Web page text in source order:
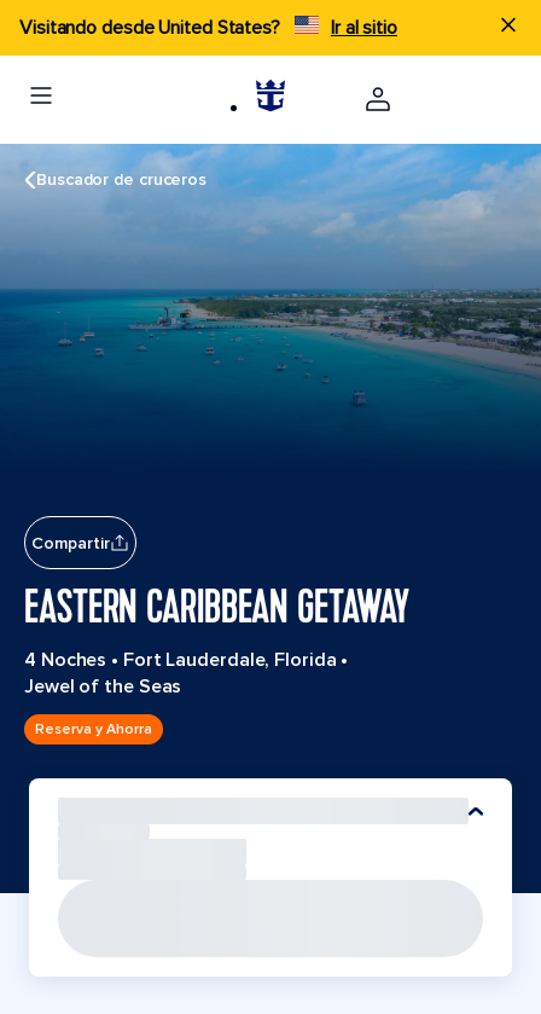
Visitando desde United States? Ir al sitio
Buscador de cruceros
Compartir
EASTERN CARIBBEAN GETAWAY
4 Noches • Fort Lauderdale, Florida •
Jewel of the Seas
Reserva y Ahorra